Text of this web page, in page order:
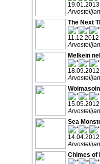
19.01.2013
The Next
11.12.2012
Melkein
18.09.2012
15.05.2012
Sea
14.04.2012
Chimes of